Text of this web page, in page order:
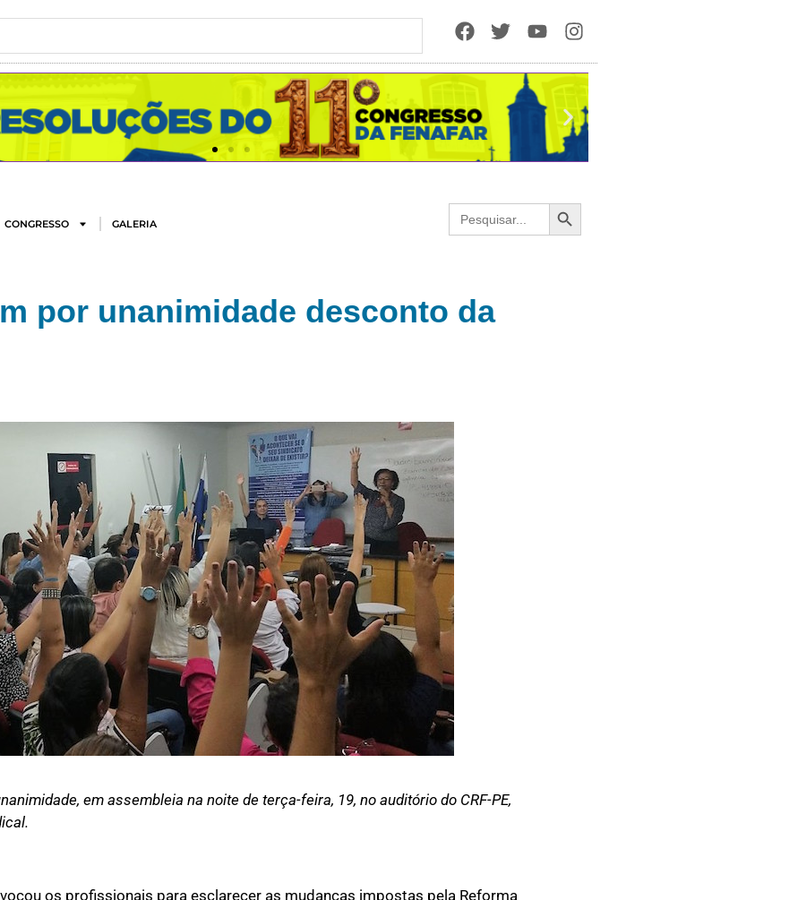
CONGRESSO GALERIA
Search
for:
Search Button
por unanimidade desconto da
em assembleia na noite de terça-feira, 19, no auditório do CRF-PE,
os profissionais para esclarecer as mudanças impostas pela Reforma